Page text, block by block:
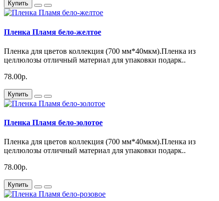
Купить
Пленка Пламя бело-желтое
Пленка для цветов коллекция (700 мм*40мкм).Пленка из
целлюлозы отличный материал для упаковки подарк..
78.00р.
Купить
Пленка Пламя бело-золотое
Пленка для цветов коллекция (700 мм*40мкм).Пленка из
целлюлозы отличный материал для упаковки подарк..
78.00р.
Купить